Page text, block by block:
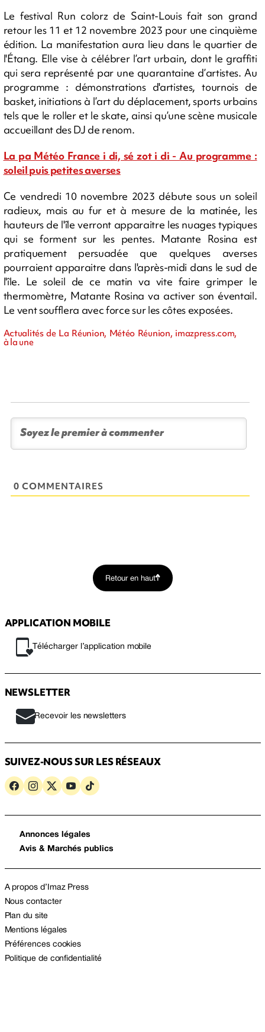
Le festival Run colorz de Saint-Louis fait son grand
retour les 11 et 12 novembre 2023 pour une cinquième
édition. La manifestation aura lieu dans le quartier de
l'Étang. Elle vise à célébrer l’art urbain, dont le graffiti
qui sera représenté par une quarantaine d’artistes. Au
programme : démonstrations d'artistes, tournois de
basket, initiations à l’art du déplacement, sports urbains
tels que le roller et le skate, ainsi qu’une scène musicale
accueillant des DJ de renom.
La pa Météo France i di, sé zot i di - Au programme :
soleil puis petites averses
Ce vendredi 10 novembre 2023 débute sous un soleil
radieux, mais au fur et à mesure de la matinée, les
hauteurs de l'île verront apparaitre les nuages typiques
qui se forment sur les pentes. Matante Rosina est
pratiquement persuadée que quelques averses
pourraient apparaitre dans l'après-midi dans le sud de
l'île. Le soleil de ce matin va vite faire grimper le
thermomètre, Matante Rosina va activer son éventail.
Le vent soufflera avec force sur les côtes exposées.
Actualités de La Réunion, Météo Réunion, imazpress.com,
à la une
0 COMMENTAIRES
Retour en haut
APPLICATION MOBILE
Télécharger l’application mobile
NEWSLETTER
Recevoir les newsletters
SUIVEZ-NOUS SUR LES RÉSEAUX
Annonces légales
Avis & Marchés publics
A propos d’Imaz Press
Nous contacter
Plan du site
Mentions légales
Préférences cookies
Politique de confidentialité